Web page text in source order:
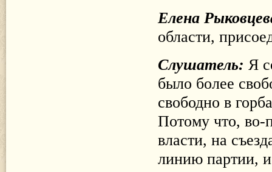
Елена
области,
Слушатель: Я
было более
свободно в
Потому что, во-
власти, на
линию партии, и